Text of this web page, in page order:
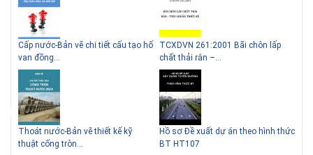
Những ngôi nhà một tầng ít
tiền vẫn đẹp
Lý do nên sử dụng gạch block
Cấp nước-Bản vẽ chi tiết cấu tạo hố
van đồng...
Thoát nước-Bản vẽ thiết kế kỹ
thuật cống tròn...
TCXDVN 261:2001 Bãi chôn lấp
chất thải rắn –...
Hồ sơ Đề xuất dự án theo hình thức
BT HT107